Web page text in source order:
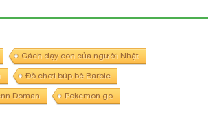
Cách dạy con của người Nhật
Đồ chơi búp bê Barbie
Doman Pokemon go